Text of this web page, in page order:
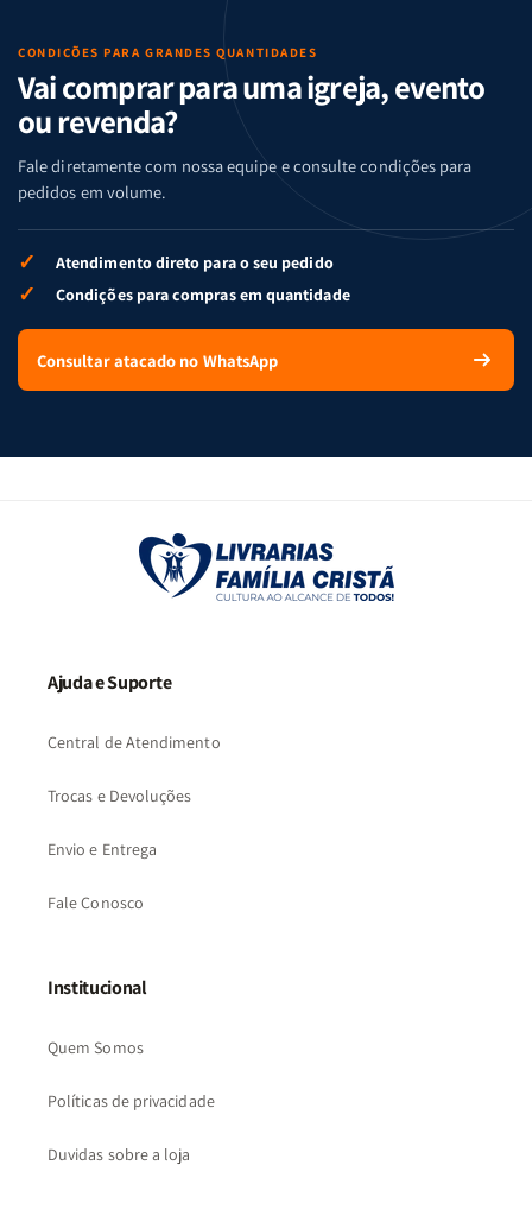
CONDIÇÕES PARA GRANDES QUANTIDADES
Vai comprar para uma igreja, evento
ou revenda?
Fale diretamente com nossa equipe e consulte condições para
pedidos em volume.
✓ Atendimento direto para o seu pedido
✓ Condições para compras em quantidade
Consultar atacado no WhatsApp
Ajuda e Suporte
Central de Atendimento
Trocas e Devoluções
Envio e Entrega
Fale Conosco
Institucional
Quem Somos
Políticas de privacidade
Duvidas sobre a loja